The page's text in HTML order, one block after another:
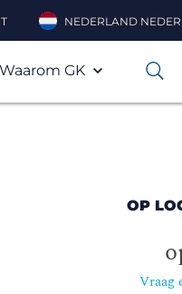
NEDERLAND
GK 0
OP
Vraag